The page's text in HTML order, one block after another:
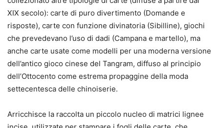
XIX secolo): carte di puro divertimento (Domande e
risposte), carte con funzione divinatoria (Sibilline), giochi
che prevedevano l’uso di dadi (Campana e martello), ma
anche carte usate come modelli per una moderna versione
dell’antico gioco cinese del Tangram, diffuso al principio
dell’Ottocento come estrema propaggine della moda
settecentesca delle chinoiserie.
Arricchisce la raccolta un piccolo nucleo di matrici lignee